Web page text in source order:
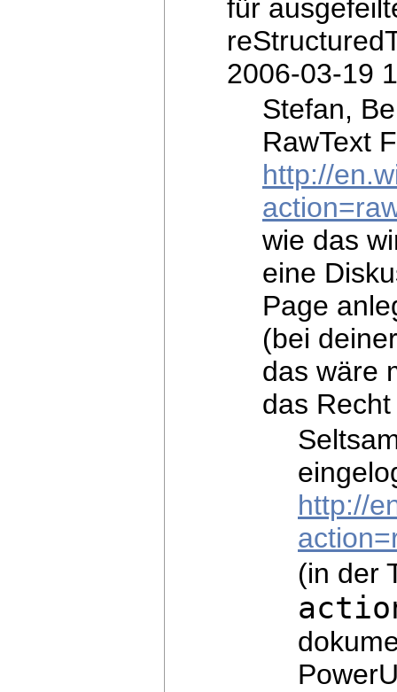
für
2006-03-19
Stefan,
RawText
http://
wie das
eine
Page
(bei
das wäre
das
http://
(in der